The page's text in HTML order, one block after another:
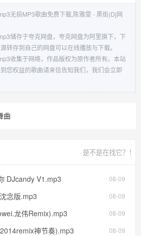
无损MP3歌曲免费下载,陈雅雯 - 黑街(Dj网
储存于夸克网盘，夸克网盘为阿里旗下，下
转存到自己的网盘可以在线播放与下载。
收集于网络，作品版权为原作者所有。本站
您权益的歌曲请来信告知我们，我们会立即
曲
是不是在找它？！
08-09
DJcandy V1.mp3
08-09
念版.mp3
08-09
龙伟Remix).mp3
08-09
神节奏).mp3